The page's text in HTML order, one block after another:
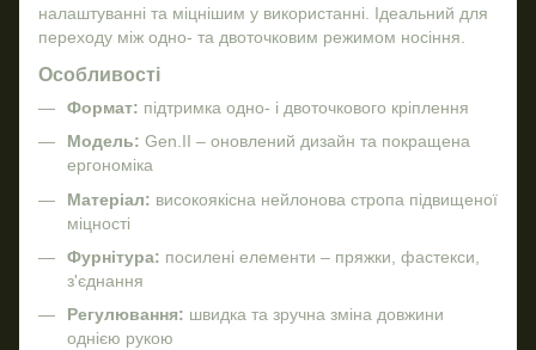
налаштуванні та міцнішим у використанні. Ідеальний для
переходу між одно- та двоточковим режимом носіння.
Особливості
Формат: підтримка одно- і двоточкового кріплення
Модель: Gen.II – оновлений дизайн та покращена
ергономіка
Матеріал: високоякісна нейлонова стропа підвищеної
міцності
Фурнітура: посилені елементи – пряжки, фастекси,
з'єднання
Регулювання: швидка та зручна зміна довжини
однією рукою